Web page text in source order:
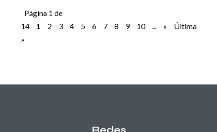
Página 1 de
14
1 2 3 4 5 6 7 8 9 10 »
Última
»